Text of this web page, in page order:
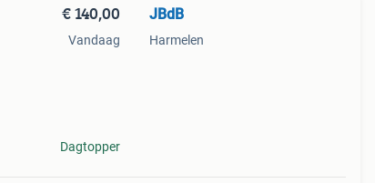
€ 140,00
Vandaag
Dagtopper
JBdB
Harmelen